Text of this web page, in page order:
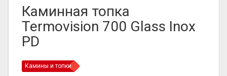
Каминная топка
Termovision 700 Glass Inox
PD
Камины и топки